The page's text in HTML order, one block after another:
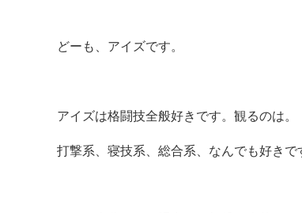
どーも、アイズです。
アイズは格闘技全般好きです。観るのは。
打撃系、寝技系、総合系、なんでも好きで